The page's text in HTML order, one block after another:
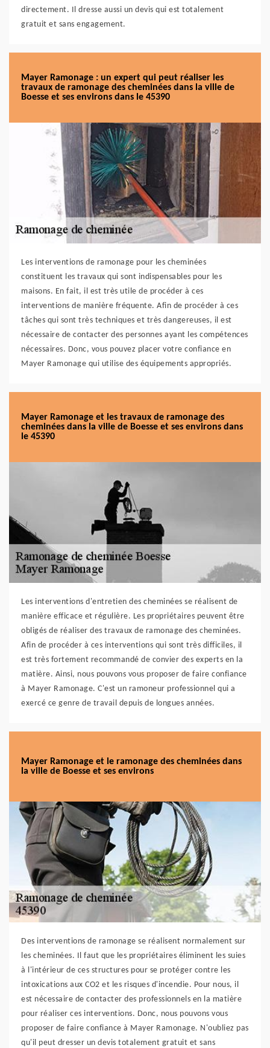
directement. Il dresse aussi un devis qui est totalement
gratuit et sans engagement.
Mayer Ramonage : un expert qui peut réaliser les
travaux de ramonage des cheminées dans la ville de
Boesse et ses environs dans le 45390
Les interventions de ramonage pour les cheminées
constituent les travaux qui sont indispensables pour les
maisons. En fait, il est très utile de procéder à ces
interventions de manière fréquente. Afin de procéder à ces
tâches qui sont très techniques et très dangereuses, il est
nécessaire de contacter des personnes ayant les compétences
nécessaires. Donc, vous pouvez placer votre confiance en
Mayer Ramonage qui utilise des équipements appropriés.
Mayer Ramonage et les travaux de ramonage des
cheminées dans la ville de Boesse et ses environs dans
le 45390
Les interventions d'entretien des cheminées se réalisent de
manière efficace et régulière. Les propriétaires peuvent être
obligés de réaliser des travaux de ramonage des cheminées.
Afin de procéder à ces interventions qui sont très difficiles, il
est très fortement recommandé de convier des experts en la
matière. Ainsi, nous pouvons vous proposer de faire confiance
à Mayer Ramonage. C'est un ramoneur professionnel qui a
exercé ce genre de travail depuis de longues années.
Mayer Ramonage et le ramonage des cheminées dans
la ville de Boesse et ses environs
Des interventions de ramonage se réalisent normalement sur
les cheminées. Il faut que les propriétaires éliminent les suies
à l'intérieur de ces structures pour se protéger contre les
intoxications aux CO2 et les risques d'incendie. Pour nous, il
est nécessaire de contacter des professionnels en la matière
pour réaliser ces interventions. Donc, nous pouvons vous
proposer de faire confiance à Mayer Ramonage. N'oubliez pas
qu'il peut dresser un devis totalement gratuit et sans